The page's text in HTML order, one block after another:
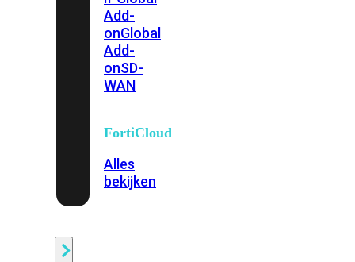
Add-
onGlobal
Add-
onSD-
WAN
FortiCloud
Alles
bekijken